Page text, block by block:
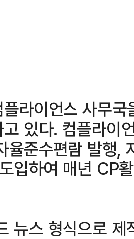
라이언스 사무
있다. 컴플라이
율준수편람 발행,
입하여 매년 CP
뉴스 형식으로 제